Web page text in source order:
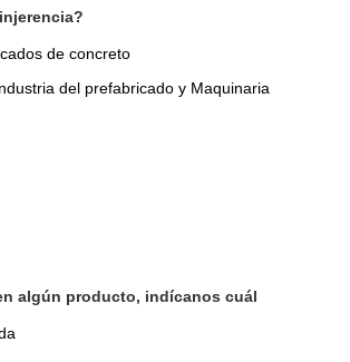
de concreto
del prefabricado y Maquinaria
algún producto, indícanos cuál